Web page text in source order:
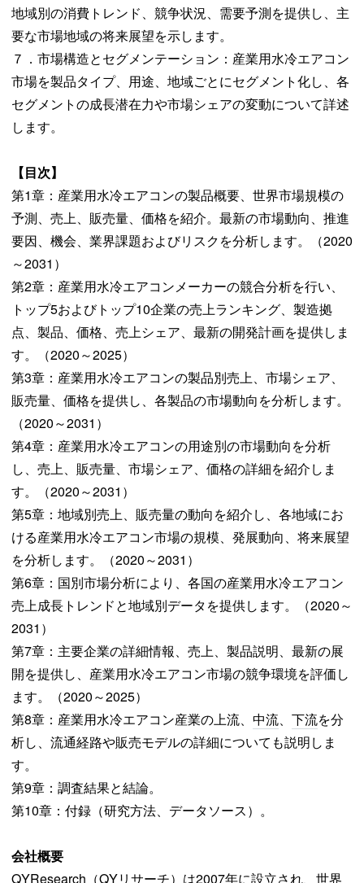
地域別の消費トレンド、競争状況、需要予測を提供し、主
要な市場地域の将来展望を示します。
７．市場構造とセグメンテーション：産業用水冷エアコン
市場を製品タイプ、用途、地域ごとにセグメント化し、各
セグメントの成長潜在力や市場シェアの変動について詳述
します。
【目次】
第1章：産業用水冷エアコンの製品概要、世界市場規模の
予測、売上、販売量、価格を紹介。最新の市場動向、推進
要因、機会、業界課題およびリスクを分析します。（2020
～2031）
第2章：産業用水冷エアコンメーカーの競合分析を行い、
トップ5およびトップ10企業の売上ランキング、製造拠
点、製品、価格、売上シェア、最新の開発計画を提供しま
す。（2020～2025）
第3章：産業用水冷エアコンの製品別売上、市場シェア、
販売量、価格を提供し、各製品の市場動向を分析します。
（2020～2031）
第4章：産業用水冷エアコンの用途別の市場動向を分析
し、売上、販売量、市場シェア、価格の詳細を紹介しま
す。（2020～2031）
第5章：地域別売上、販売量の動向を紹介し、各地域にお
ける産業用水冷エアコン市場の規模、発展動向、将来展望
を分析します。（2020～2031）
第6章：国別市場分析により、各国の産業用水冷エアコン
売上成長トレンドと地域別データを提供します。（2020～
2031）
第7章：主要企業の詳細情報、売上、製品説明、最新の展
開を提供し、産業用水冷エアコン市場の競争環境を評価し
ます。（2020～2025）
第8章：産業用水冷エアコン産業の上流、 中流、 下流を分
析し、流通経路や販売モデルの詳細についても説明しま
す。
第9章：調査結果と結論。
第10章：付録（研究方法、データソース）。
会社概要
QYResearch（QYリサーチ）は2007年に設立され、世界